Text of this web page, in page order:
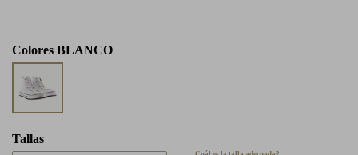
Colores BLANCO
Tallas